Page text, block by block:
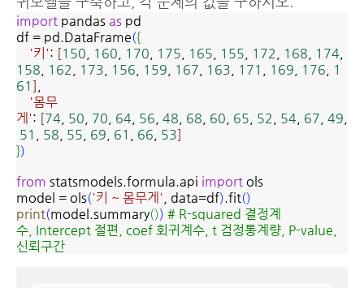
import pandas as pd
df = pd.DataFrame({
'키': [150 160 170 175 165 155 172 168 174
158
162 173 156 159 167 163 171 169 176
1
61 ]
'몸무
게': [74 50 70 64 56 48 68 60 65 52 54 67 49
51
58 55 69 61 66 53]
})
from statsmodels.formula.api import ols
model = ols('키 ~ 몸무게' , data=df).fit()
print(model.summary()) # R-squared 결정계
수, Intercept 절편, coef 회귀계수, t 검정통계량, P-value,
신뢰구간